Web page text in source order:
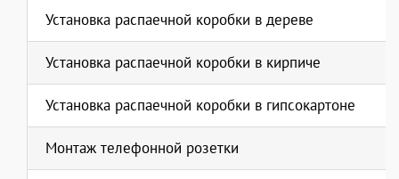
Установка распаечной коробки в дереве
Установка распаечной коробки в кирпиче
Установка распаечной коробки в гипсокартоне
Монтаж телефонной розетки